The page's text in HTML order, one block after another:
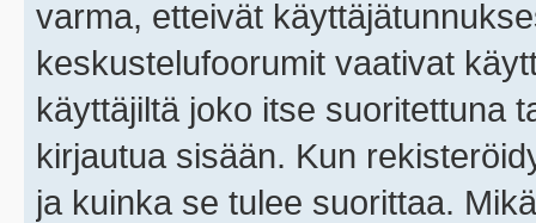
varma, etteivät
keskustelufoorumit vaativat
käyttäjiltä joko itse suoritettuna
kirjautua sisään. Kun
ja kuinka se tulee suorittaa.